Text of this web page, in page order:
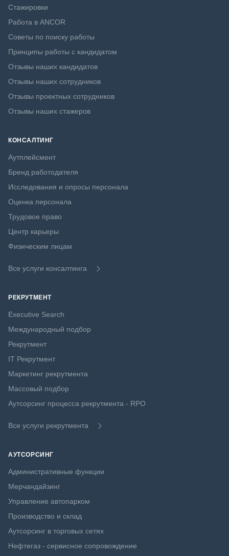
Стажировки
Работа в ANCOR
Советы по поиску работы
Принципы работы с кандидатом
Отзывы наших кандидатов
Отзывы наших сотрудников
Отзывы проектных сотрудников
Отзывы наших стажеров
КОНСАЛТИНГ
Аутплейсмент
Бренд работодателя
Исследования и опросы персонала
Оценка персонала
Трудовое право
Центр карьеры
Физическим лицам
Все услуги консалтинга
РЕКРУТМЕНТ
Executive Search
Международный подбор
Рекрутмент
IT Рекрутмент
Маркетинг рекрутмента
Массовый подбор
Аутсорсинг процесса рекрутмента - RPO
Все услуги рекрутмента
АУТСОРСИНГ
Административные функции
Мерчандайзинг
Управление автопарком
Производство и склад
Аутсорсинг в торговых сетях
Нефтегаз - сервисное сопровождение